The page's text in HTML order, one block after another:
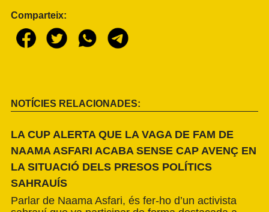
Comparteix:
NOTÍCIES RELACIONADES:
LA CUP ALERTA QUE LA VAGA DE FAM DE
NAAMA ASFARI ACABA SENSE CAP AVENÇ EN
LA SITUACIÓ DELS PRESOS POLÍTICS
SAHRAUÍS
Parlar de Naama Asfari, és fer-ho d’un activista